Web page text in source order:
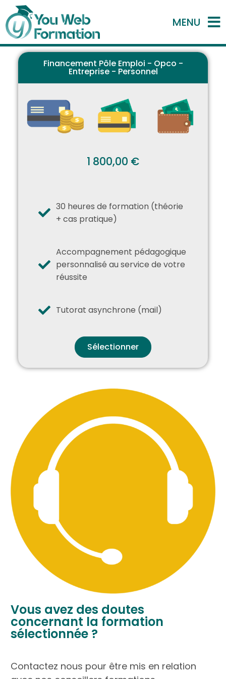
MENU
Financement Pôle Emploi - Opco -
Entreprise - Personnel
1 800,00 €
30 heures de formation (théorie
+ cas pratique)
Accompagnement pédagogique
personnalisé au service de votre
réussite
Tutorat asynchrone (mail)
Sélectionner
Vous avez des doutes
concernant la formation
sélectionnée ?
Contactez nous pour être mis en relation